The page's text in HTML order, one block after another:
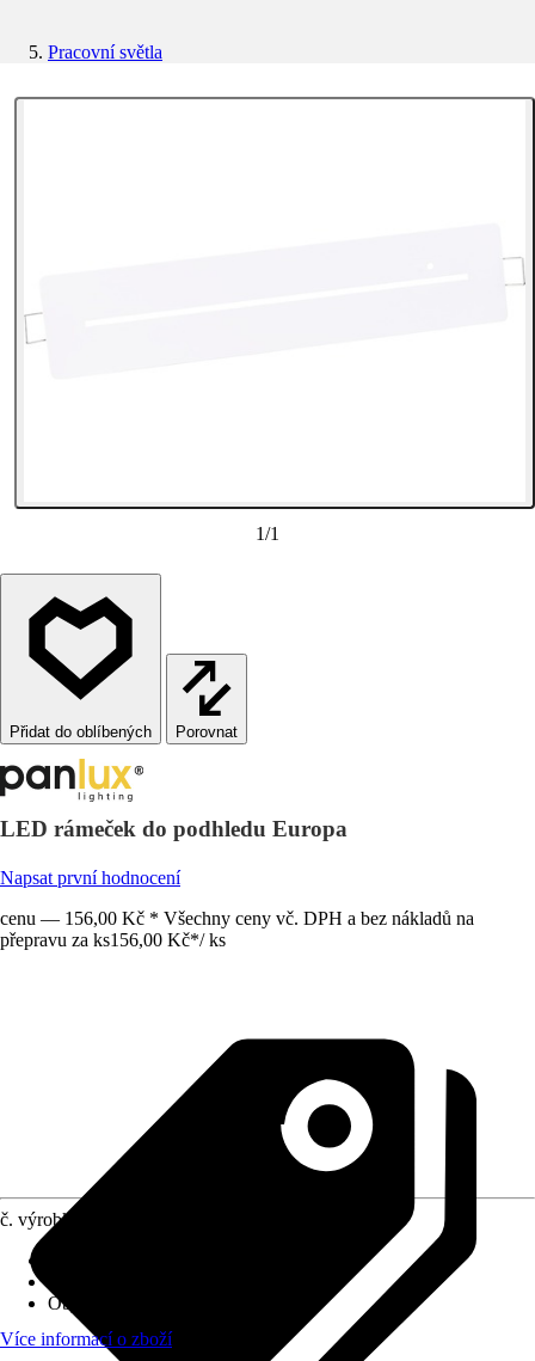
Pracovní světla
1/1
Porovnat
LED rámeček do podhledu Europa
Napsat první hodnocení
cenu — 156,00 Kč * Všechny ceny vč. DPH a bez nákladů na
přepravu za ks156,00 Kč*/ ks
č. výrobku
Objímka
Více informací o zboží